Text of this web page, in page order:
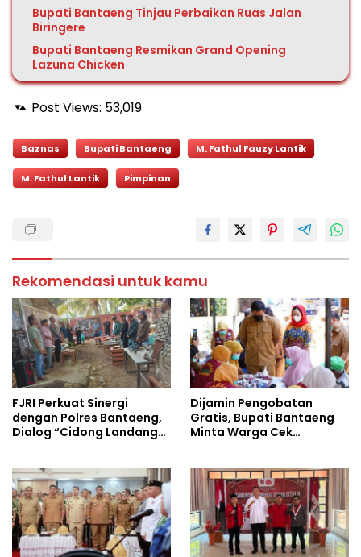
Bupati Bantaeng Tinjau Perbaikan Ruas Jalan
Biringere
Bupati Bantaeng Resmikan Grand Opening
Lazuna Chicken
Post Views: 53,019
Baznas Bupati Bantaeng M. Fathul Fauzy Lantik
M. Fathul Lantik Pimpinan
Rekomendasi untuk kamu
FJRI Perkuat Sinergi
dengan Polres Bantaeng,
Dialog “Cidong Landang”
Dijamin Pengobatan
Gratis, Bupati Bantaeng
Minta Warga Cek